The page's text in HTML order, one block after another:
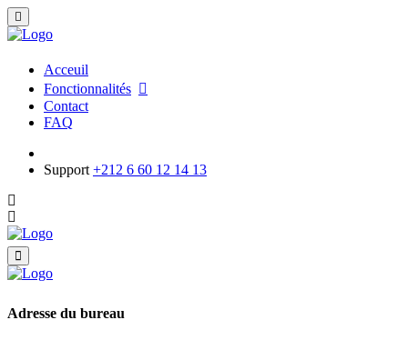
Acceuil
Fonctionnalités
Contact
FAQ
Support +212 6 60 12 14 13
Adresse du bureau